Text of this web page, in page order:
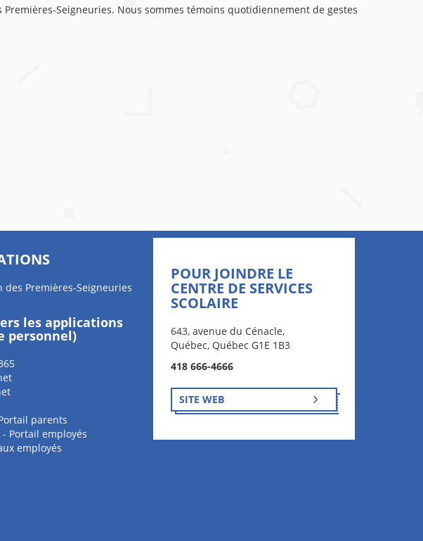
Seigneuries. Nous sommes témoins quotidiennement de gestes
des Premières-Seigneuries
les applications
personnel)
parents
- Portail employés
employés
POUR JOINDRE LE
CENTRE DE SERVICES
SCOLAIRE
643, avenue du Cénacle,
Québec, Québec G1E 1B3
418 666-4666
SITE WEB